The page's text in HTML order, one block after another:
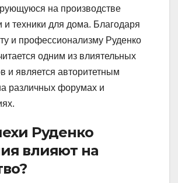
на производстве
и техники для дома. Благодаря
и профессионализму Руденко
одним из влиятельных
и является авторитетным
различных форумах и
Руденко
влияют на